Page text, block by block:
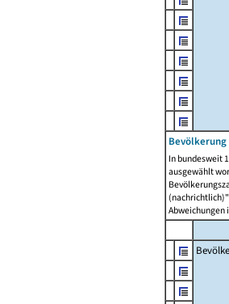
In bundesweit
ausgewählt
Abweichungen